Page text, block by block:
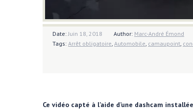
Date: Juin 18, 2018 Author: Marc-André Émond
Tags: Arrêt obligatoire Automobile camaupoint
Ce vidéo capté à l’aide d’une dashcam